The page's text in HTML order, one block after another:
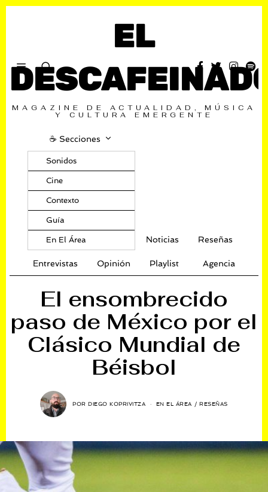
EL
MAGAZINE DE ACTUALIDAD, MÚSICA
Y CULTURA EMERGENTE
☕️ Secciones
Sonidos
Cine
Contexto
Guía
En El Área Noticias Reseñas
Entrevistas Opinión Playlist Agencia
El ensombrecido
paso de México por el
Clásico Mundial de
Béisbol
PORDIEGO KOPRIVITZA EN EL ÁREA / RESEÑAS